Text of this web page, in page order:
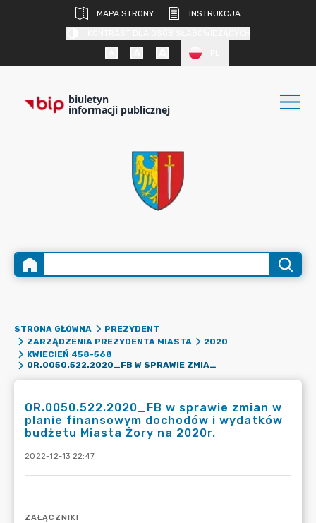
MAPA STRONY
INSTRUKCJA
biuletyn
informacji publicznej
STRONA GŁÓWNA
PREZYDENT
ZARZĄDZENIA PREZYDENTA MIASTA
2020
KWIECIEŃ 458-568
OR.0050.522.2020_FB W SPRAWIE ZMIAN W PLANIE FINANSOWYM DOCHODÓW I WYDATKÓW BUDŻETU MIASTA ŻORY NA 2020R.
OR.0050.522.2020_FB w sprawie zmian w
planie finansowym dochodów i wydatków
budżetu Miasta Żory na 2020r.
2022-12-13 22:47
ZAŁĄCZNIKI